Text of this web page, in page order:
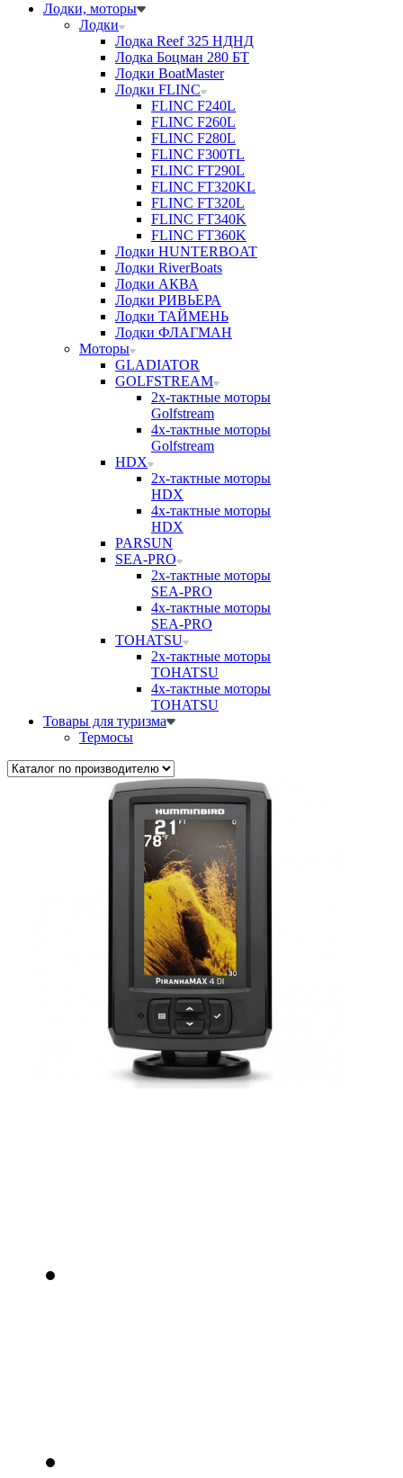
Лодки, моторы
Лодки
Лодка Reef 325 НДНД
Лодка Боцман 280 БТ
Лодки BoatMaster
Лодки FLINC
FLINC F240L
FLINC F260L
FLINC F280L
FLINC F300TL
FLINC FT290L
FLINC FT320KL
FLINC FT320L
FLINC FT340K
FLINC FT360K
Лодки HUNTERBOAT
Лодки RiverBoats
Лодки АКВА
Лодки РИВЬЕРА
Лодки ТАЙМЕНЬ
Лодки ФЛАГМАН
Моторы
GLADIATOR
GOLFSTREAM
2х-тактные моторы
Golfstream
4х-тактные моторы
Golfstream
HDX
2х-тактные моторы
HDX
4х-тактные моторы
HDX
PARSUN
SEA-PRO
2х-тактные моторы
SEA-PRO
4х-тактные моторы
SEA-PRO
TOHATSU
2х-тактные моторы
TOHATSU
4х-тактные моторы
TOHATSU
Товары для туризма
Термосы